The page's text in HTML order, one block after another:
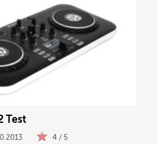
Test
4 / 5